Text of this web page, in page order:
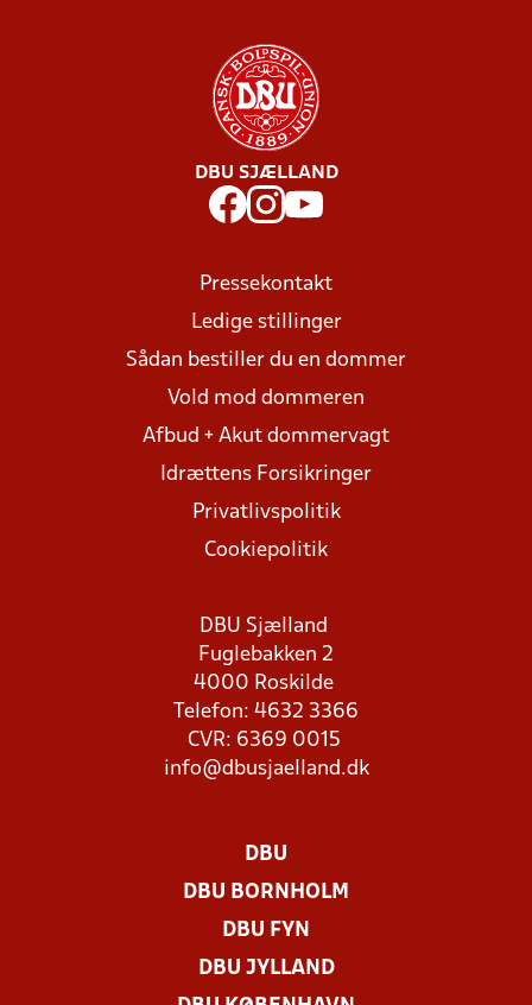
DBU SJÆLLAND
Pressekontakt
Ledige stillinger
Sådan bestiller du en dommer
Vold mod dommeren
Afbud + Akut dommervagt
Idrættens Forsikringer
Privatlivspolitik
Cookiepolitik
DBU Sjælland
Fuglebakken 2
4000 Roskilde
Telefon: 4632 3366
CVR: 6369 0015
info@dbusjaelland.dk
DBU
DBU BORNHOLM
DBU FYN
DBU JYLLAND